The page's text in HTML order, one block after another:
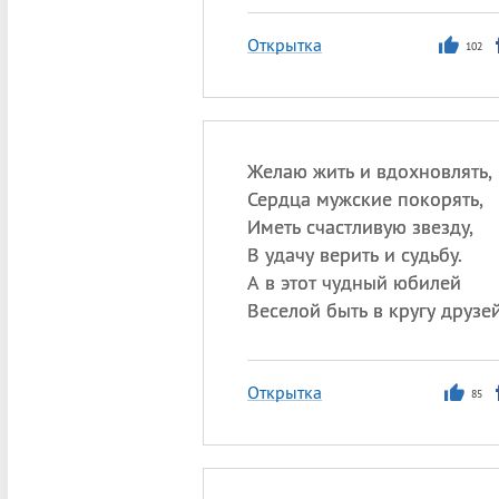
Открытка 102
Желаю жить и вдохновлять,
Сердца мужские покорять,
Иметь счастливую звезду,
В удачу верить и судьбу.
А в этот чудный юбилей
Веселой быть в кругу
Открытка 85